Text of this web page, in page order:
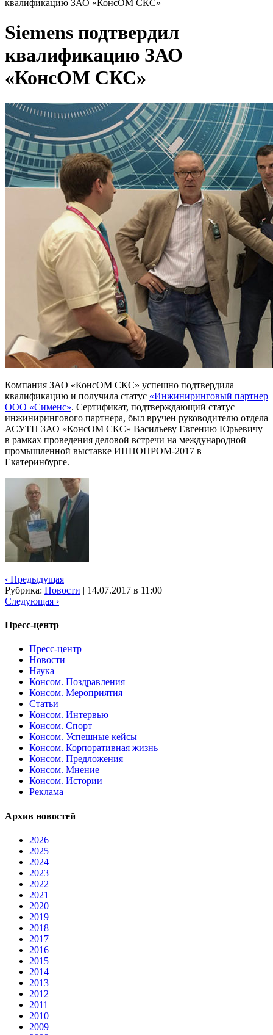
квалификацию ЗАО «КонсОМ СКС»
Siemens подтвердил
квалификацию ЗАО
«КонсОМ СКС»
Компания ЗАО «КонсОМ СКС» успешно подтвердила
квалификацию и получила статус «Инжиниринговый партнер
ООО «Сименс». Сертификат, подтверждающий статус
инжинирингового партнера, был вручен руководителю отдела
АСУТП ЗАО «КонсОМ СКС» Васильеву Евгению Юрьевичу
в рамках проведения деловой встречи на международной
промышленной выставке ИННОПРОМ-2017 в
Екатеринбурге.
‹ Предыдущая
Рубрика: Новости | 14.07.2017 в 11:00
Следующая ›
Пресс-центр
Пресс-центр
Новости
Наука
Консом. Поздравления
Консом. Мероприятия
Статьи
Консом. Интервью
Консом. Спорт
Консом. Успешные кейсы
Консом. Корпоративная жизнь
Консом. Предложения
Консом. Мнение
Консом. Истории
Реклама
Архив новостей
2026
2025
2024
2023
2022
2021
2020
2019
2018
2017
2016
2015
2014
2013
2012
2011
2010
2009